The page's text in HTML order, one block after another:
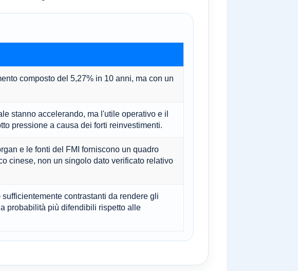
composto del 5,27% in 10 anni, ma con un
stanno accelerando, ma l'utile operativo e il
pressione a causa dei forti reinvestimenti.
e le fonti del FMI forniscono un quadro
cinese, non un singolo dato verificato relativo
contrastanti da rendere gli
probabilità più difendibili rispetto alle